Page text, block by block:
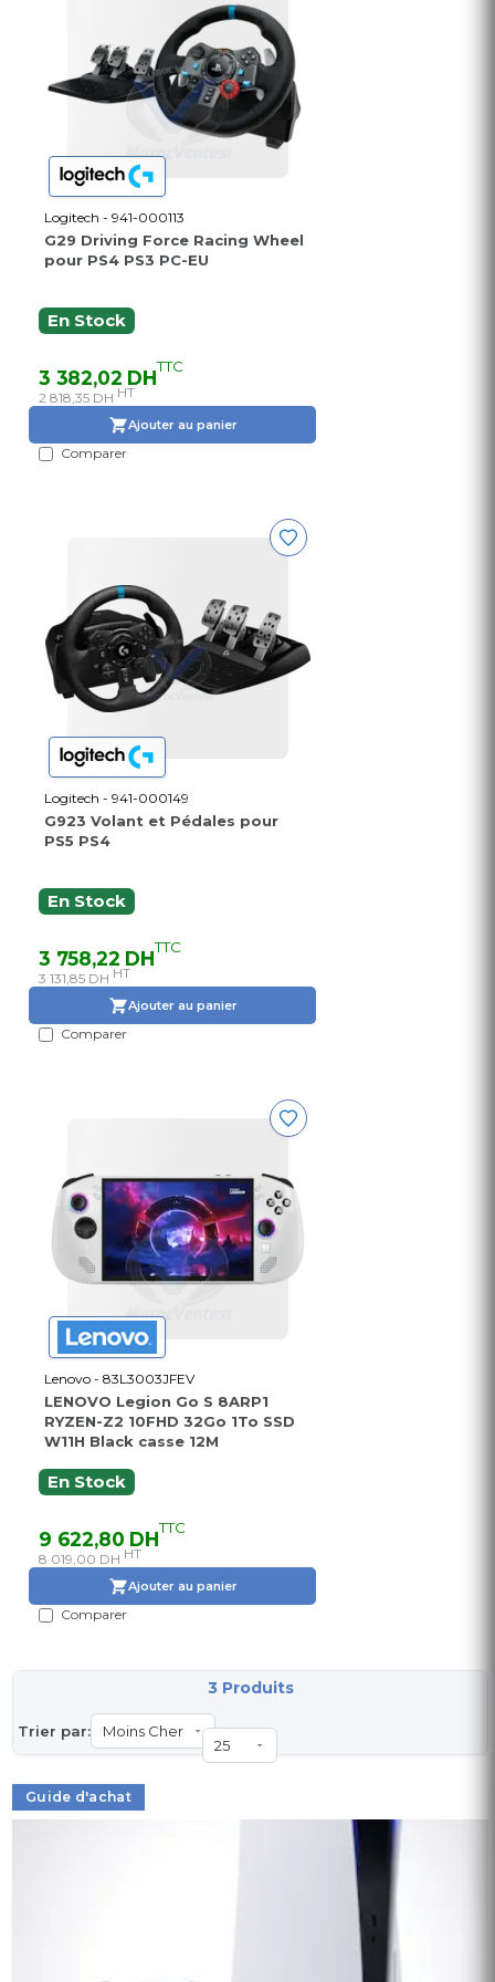
Logitech - 941-000113
G29 Driving Force Racing Wheel
pour PS4 PS3 PC-EU
En Stock
3 382,02 DHTTC
2 818,35 DH HT
Ajouter au panier
Comparer
Logitech - 941-000149
G923 Volant et Pédales pour
PS5 PS4
En Stock
3 758,22 DHTTC
3 131,85 DH HT
Ajouter au panier
Comparer
Lenovo - 83L3003JFEV
LENOVO Legion Go S 8ARP1
RYZEN-Z2 10FHD 32Go 1To SSD
W11H Black casse 12M
En Stock
9 622,80 DHTTC
8 019,00 DH HT
Ajouter au panier
Comparer
Trier par:
3 Produits
Guide d'achat